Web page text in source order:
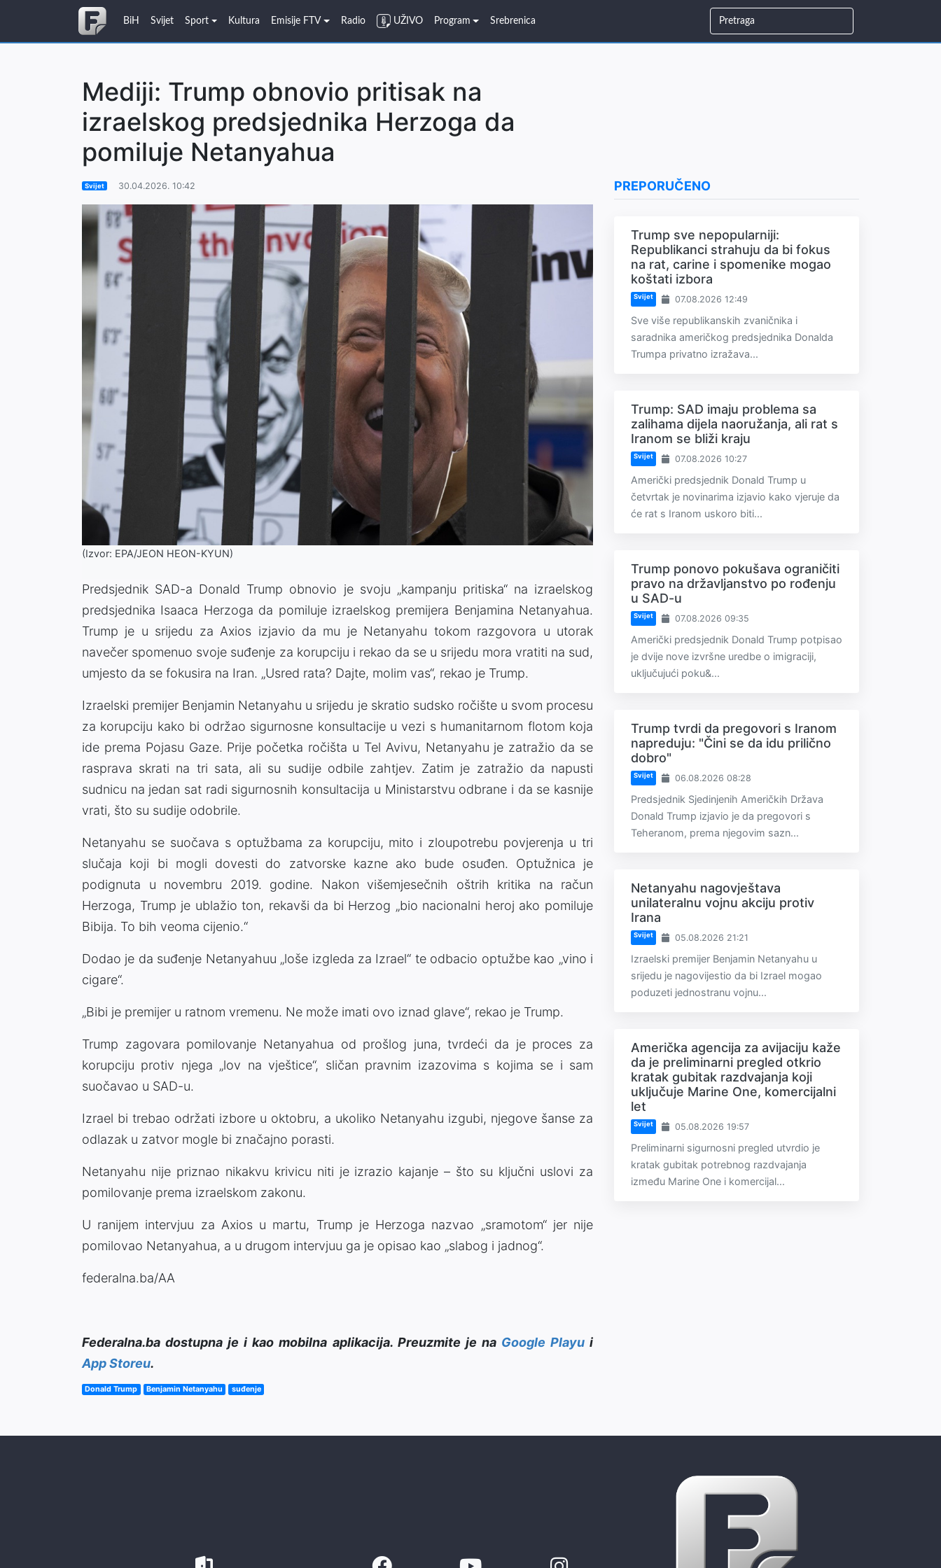
BiH Svijet Sport Kultura Emisije FTV Radio UŽIVO Program Srebrenica
Mediji: Trump obnovio pritisak na
izraelskog predsjednika Herzoga da
pomiluje Netanyahua
Svijet 30.04.2026. 10:42
(Izvor: EPA/JEON HEON-KYUN)
Predsjednik SAD-a Donald Trump obnovio je svoju „kampanju pritiska“ na izraelskog
predsjednika Isaaca Herzoga da pomiluje izraelskog premijera Benjamina Netanyahua.
Trump je u srijedu za Axios izjavio da mu je Netanyahu tokom razgovora u utorak
navečer spomenuo svoje suđenje za korupciju i rekao da se u srijedu mora vratiti na sud,
umjesto da se fokusira na Iran. „Usred rata? Dajte, molim vas“, rekao je Trump.
Izraelski premijer Benjamin Netanyahu u srijedu je skratio sudsko ročište u svom procesu
za korupciju kako bi održao sigurnosne konsultacije u vezi s humanitarnom flotom koja
ide prema Pojasu Gaze. Prije početka ročišta u Tel Avivu, Netanyahu je zatražio da se
rasprava skrati na tri sata, ali su sudije odbile zahtjev. Zatim je zatražio da napusti
sudnicu na jedan sat radi sigurnosnih konsultacija u Ministarstvu odbrane i da se kasnije
vrati, što su sudije odobrile.
Netanyahu se suočava s optužbama za korupciju, mito i zloupotrebu povjerenja u tri
slučaja koji bi mogli dovesti do zatvorske kazne ako bude osuđen. Optužnica je
podignuta u novembru 2019. godine. Nakon višemjesečnih oštrih kritika na račun
Herzoga, Trump je ublažio ton, rekavši da bi Herzog „bio nacionalni heroj ako pomiluje
Bibija. To bih veoma cijenio.“
Dodao je da suđenje Netanyahuu „loše izgleda za Izrael“ te odbacio optužbe kao „vino i
cigare“.
„Bibi je premijer u ratnom vremenu. Ne može imati ovo iznad glave“, rekao je Trump.
Trump zagovara pomilovanje Netanyahua od prošlog juna, tvrdeći da je proces za
korupciju protiv njega „lov na vještice“, sličan pravnim izazovima s kojima se i sam
suočavao u SAD-u.
Izrael bi trebao održati izbore u oktobru, a ukoliko Netanyahu izgubi, njegove šanse za
odlazak u zatvor mogle bi značajno porasti.
Netanyahu nije priznao nikakvu krivicu niti je izrazio kajanje – što su ključni uslovi za
pomilovanje prema izraelskom zakonu.
U ranijem intervjuu za Axios u martu, Trump je Herzoga nazvao „sramotom“ jer nije
pomilovao Netanyahua, a u drugom intervjuu ga je opisao kao „slabog i jadnog“.
federalna.ba/AA
Federalna.ba dostupna je i kao mobilna aplikacija. Preuzmite je na Google Playui
App Storeu.
Donald Trump Benjamin Netanyahu suđenje
PREPORUČENO
Trump sve nepopularniji:
Republikanci strahuju da bi fokus
na rat, carine i spomenike mogao
koštati izbora
Svijet 07.08.2026 12:49
Sve više republikanskih zvaničnika i
saradnika američkog predsjednika Donalda
Trumpa privatno izražava...
Trump: SAD imaju problema sa
zalihama dijela naoružanja, ali rat s
Iranom se bliži kraju
Svijet 07.08.2026 10:27
Američki predsjednik Donald Trump u
četvrtak je novinarima izjavio kako vjeruje da
će rat s Iranom uskoro biti...
Trump ponovo pokušava ograničiti
pravo na državljanstvo po rođenju
u SAD-u
Svijet 07.08.2026 09:35
Američki predsjednik Donald Trump potpisao
je dvije nove izvršne uredbe o imigraciji,
uključujući poku&...
Trump tvrdi da pregovori s Iranom
napreduju: "Čini se da idu prilično
dobro"
Svijet 06.08.2026 08:28
Predsjednik Sjedinjenih Američkih Država
Donald Trump izjavio je da pregovori s
Teheranom, prema njegovim sazn...
Netanyahu nagovještava
unilateralnu vojnu akciju protiv
Irana
Svijet 05.08.2026 21:21
Izraelski premijer Benjamin Netanyahu u
srijedu je nagovijestio da bi Izrael mogao
poduzeti jednostranu vojnu...
Američka agencija za avijaciju kaže
da je preliminarni pregled otkrio
kratak gubitak razdvajanja koji
uključuje Marine One, komercijalni
let
Svijet 05.08.2026 19:57
Preliminarni sigurnosni pregled utvrdio je
kratak gubitak potrebnog razdvajanja
između Marine One i komercijal...